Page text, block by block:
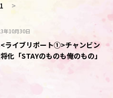
1 >
年10月30日
ライブリポート①>チャンビン
化「STAYのものも俺のもの」